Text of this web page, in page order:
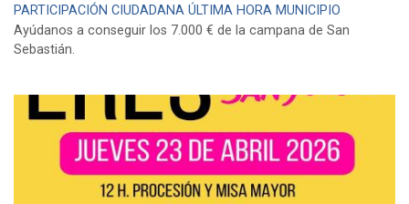
PARTICIPACIÓN CIUDADANA ÚLTIMA HORA MUNICIPIO
Ayúdanos a conseguir los 7.000 € de la campana de San
Sebastián.